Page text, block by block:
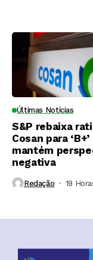
Últimas Notícias
S&P rebaixa
Cosan para ‘B+’
mantém
negativa
Redação 19